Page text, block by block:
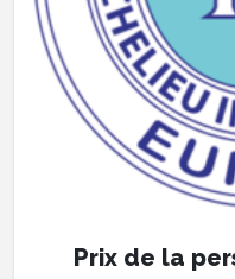
Prix de la